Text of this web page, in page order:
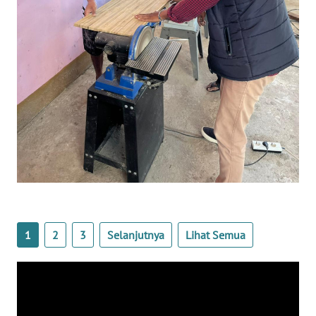
1 2 3 Selanjutnya Lihat Semua
KALTENG
WN
KALTARA
WN
KALSEL
WN
SULSEL